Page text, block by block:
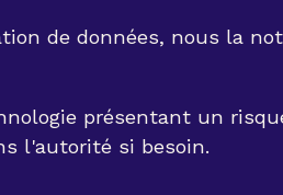
de données, nous la
présentant un
l'autorité si besoin.